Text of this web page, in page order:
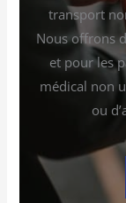
transport
Nous offrons
et pour les
médical non
ou